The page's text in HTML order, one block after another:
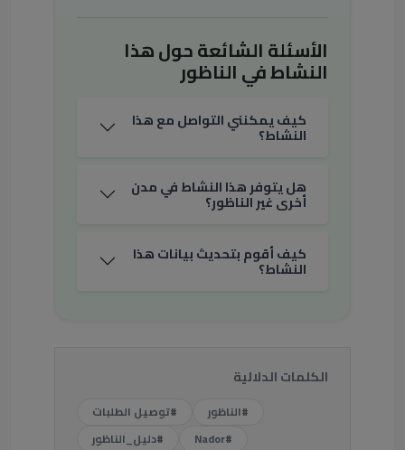
الأسئلة الشائعة حول هذا
النشاط في الناظور
كيف يمكنني التواصل مع هذا
النشاط؟
هل يتوفر هذا النشاط في مدن
أخرى غير الناظور؟
كيف أقوم بتحديث بيانات هذا
النشاط؟
الكلمات الدلالية
#الناظور
#توصيل الطلبات
#Nador
#دليل_الناظور